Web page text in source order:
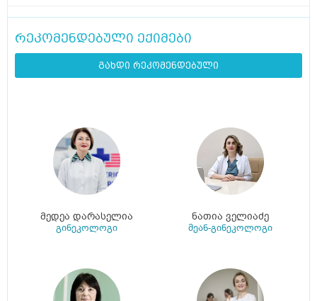
რეკომენდებული ექიმები
გახდი რეკომენდებული
მედეა დარასელია
გინეკოლოგი
ნათია ველიაძე
მეან-გინეკოლოგი